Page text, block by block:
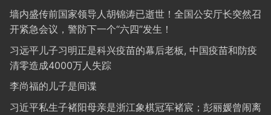
墙内盛传前国家领导人胡锦涛已逝世！全国公安厅长突然召
开紧急会议，警防下一个“六四”发生！
习远平儿子习明正是科兴疫苗的幕后老板, 中国疫苗和防疫
清零造成4000万人失踪
李尚福的儿子是间谍
习近平私生子褚阳母亲是浙江象棋冠军褚宸；彭丽媛曾闹离